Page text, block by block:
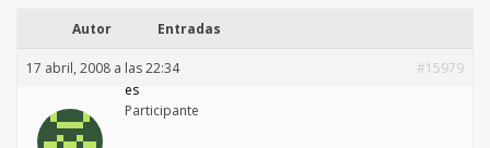
Autor Entradas
17 abril, 2008 a las 22:34
#15979
es
Participante